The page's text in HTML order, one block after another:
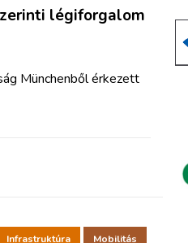
légiforgalom
Münchenből érkezett
Infrastruktúra Mobilitás